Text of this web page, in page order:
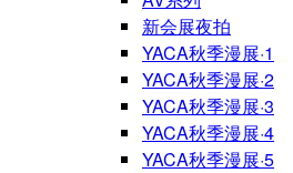
新会展夜拍
YACA秋季漫展·1
YACA秋季漫展·2
YACA秋季漫展·3
YACA秋季漫展·4
YACA秋季漫展·5